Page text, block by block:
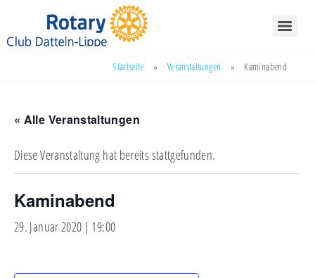
Startseite » Veranstaltungen » Kaminabend
« Alle Veranstaltungen
Diese Veranstaltung hat bereits stattgefunden.
Kaminabend
29. Januar 2020 | 19:00